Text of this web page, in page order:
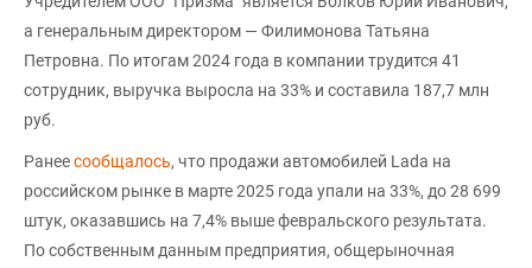
а генеральным директором — Филимонова Татьяна
Петровна. По итогам 2024 года в компании трудится 41
сотрудник, выручка выросла на 33% и составила 187,7 млн
руб.
Ранеесообщалось, что продажи автомобилей Lada на
российском рынке в марте 2025 года упали на 33%, до 28 699
штук, оказавшись на 7,4% выше февральского результата.
По собственным данным предприятия, общерыночная